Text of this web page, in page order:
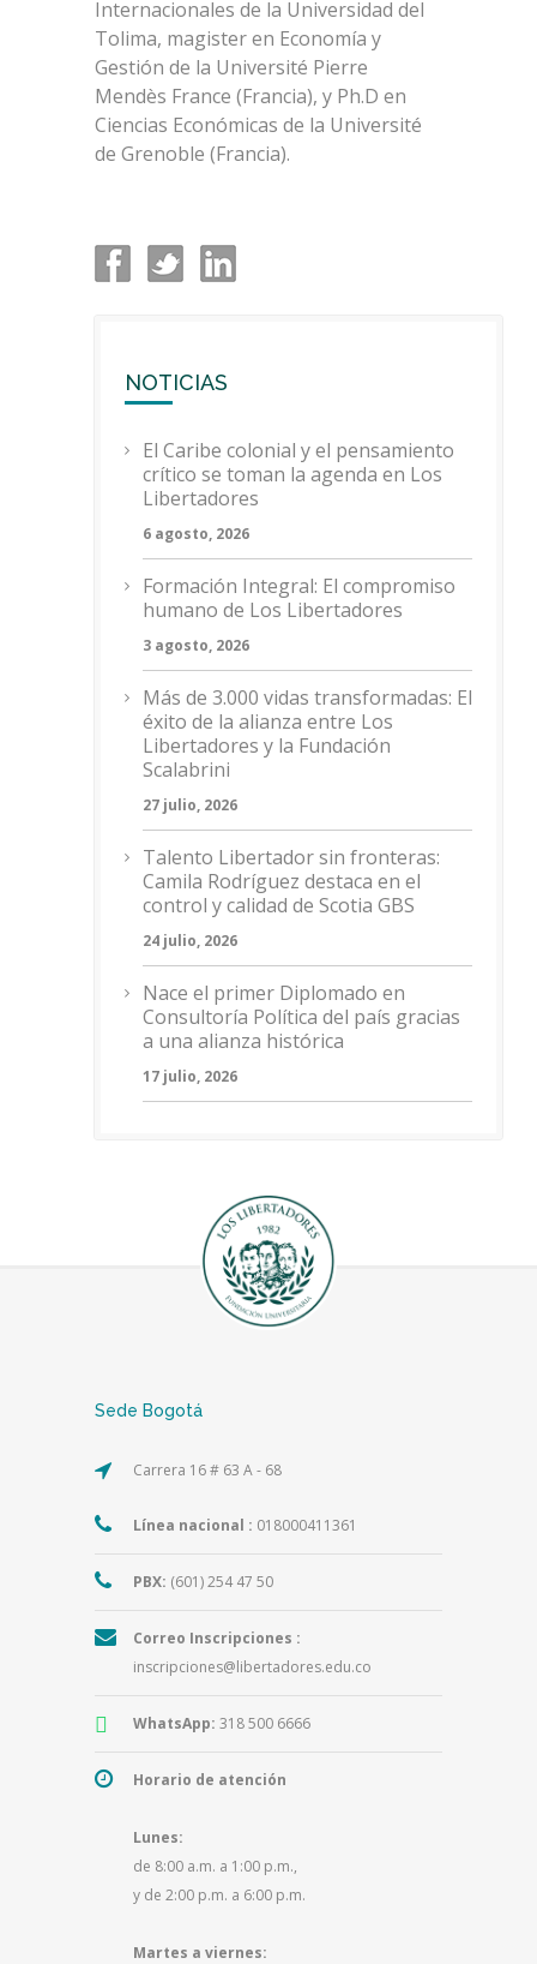
Internacionales de la Universidad del
Tolima, magister en Economía y
Gestión de la Université Pierre
Mendès France (Francia), y Ph.D en
Ciencias Económicas de la Université
de Grenoble (Francia).
NOTICIAS
El Caribe colonial y el pensamiento
crítico se toman la agenda en Los
Libertadores
6 agosto, 2026
Formación Integral: El compromiso
humano de Los Libertadores
3 agosto, 2026
Más de 3.000 vidas transformadas: El
éxito de la alianza entre Los
Libertadores y la Fundación
Scalabrini
27 julio, 2026
Talento Libertador sin fronteras:
Camila Rodríguez destaca en el
control y calidad de Scotia GBS
24 julio, 2026
Nace el primer Diplomado en
Consultoría Política del país gracias
a una alianza histórica
17 julio, 2026
Sede Bogotá
Carrera 16 # 63 A - 68
Línea nacional : 018000411361
PBX: (601) 254 47 50
Correo Inscripciones :
inscripciones@libertadores.edu.co
WhatsApp: 318 500 6666
Horario de atención
Lunes:
de 8:00 a.m. a 1:00 p.m.,
y de 2:00 p.m. a 6:00 p.m.
Martes a viernes: